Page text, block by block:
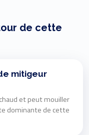
de cette
mitigeur
et peut mouiller
dominante de cette